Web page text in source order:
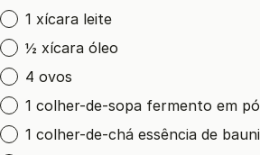
1 xícara leite
½ xícara óleo
4 ovos
1 colher-de-sopa fermento em pó
1 colher-de-chá essência de